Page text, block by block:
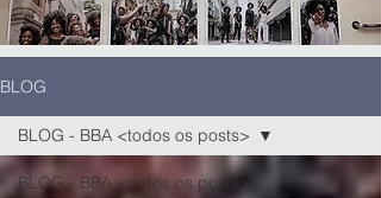
BLOG
BLOG - BBA <todos os posts>
BLOG - BBA <todos os posts>